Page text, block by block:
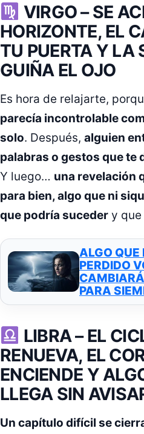
VIRGO –SE
HORIZONTE, EL
TU PUERTA Y LA
GUIÑA EL OJO
Es hora de relajarte,
parecía incontrolable
solo. Después, alguien
palabras o gestos que te
Y luego… una revelación
para bien, algo que ni
que podría suceder y
ALGO QUE
PERDIDO
PARA
LIBRA –EL
RENUEVA, EL
ENCIENDE Y
LLEGA SIN
Un capítulo difícil se